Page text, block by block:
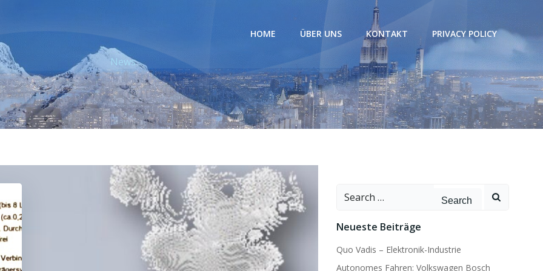
HOME ÜBER UNS KONTAKT PRIVACY POLICY
News
Search
Neueste Beiträge
Quo Vadis – Elektronik-Industrie
Autonomes Fahren: Volkswagen Bosch